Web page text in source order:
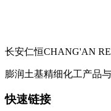
长安仁恒CHANG'AN
膨润土基精细化工产品
快速链接